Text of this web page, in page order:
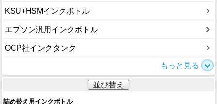
KSU+HSMインクボトル
エプソン汎用インクボトル
OCP社インクタンク
もっと見る
並び替え
詰め替え用インクボトル